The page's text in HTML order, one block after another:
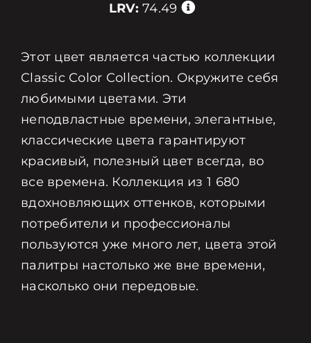
LRV: 74.49
Этот цвет является частью коллекции
Classic Color Collection. Окружите себя
любимыми цветами. Эти
неподвластные времени, элегантные,
классические цвета гарантируют
красивый, полезный цвет всегда, во
все времена. Коллекция из 1 680
вдохновляющих оттенков, которыми
потребители и профессионалы
пользуются уже много лет, цвета этой
палитры настолько же вне времени,
насколько они передовые.